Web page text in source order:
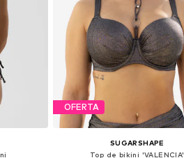
OFERTA
SUGARSHAPE
Top de bikini 'VALENCIA'